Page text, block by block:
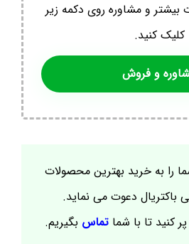
و مشاوره روی دکمه زیر
کلیک کنید.
و فروش
را به خرید بهترین محصولات
باکتریال دعوت می نماید.
پر کنید تا با شماتماس بگیریم.